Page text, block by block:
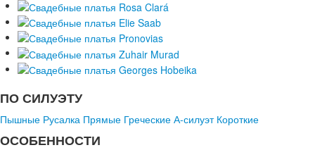
ПО СИЛУЭТУ
Пышные Русалка Прямые Греческие А-силуэт Короткие
ОСОБЕННОСТИ